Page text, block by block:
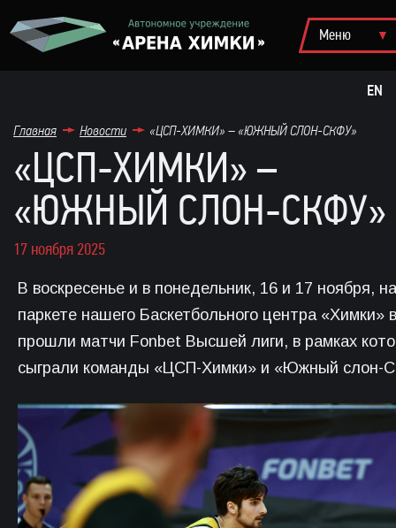
EN
Главная Новости «ЦСП-ХИМКИ» – «ЮЖНЫЙ СЛОН-СКФУ»
«ЦСП-ХИМКИ» –
«ЮЖНЫЙ СЛОН-СКФУ»
17 ноября 2025
В воскресенье и в понедельник, 16 и 17 ноября, на
паркете нашего Баскетбольного центра «Химки»
прошли матчи Fonbet Высшей лиги, в рамках
сыграли команды «ЦСП-Химки» и «Южный слон-